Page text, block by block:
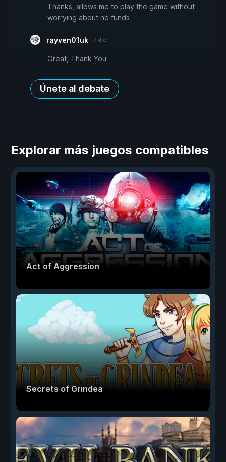
Thanks, allows me to play the game without
worrying about no funds
rayven01uk 7 dic.
Great, Thank You
Únete al debate
Explorar más juegos compatibles
Act of Aggression
Secrets of Grindea